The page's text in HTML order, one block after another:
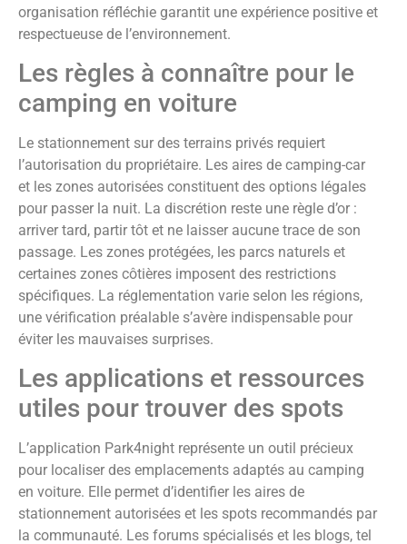
organisation réfléchie garantit une expérience positive et
respectueuse de l’environnement.
Les règles à connaître pour le
camping en voiture
Le stationnement sur des terrains privés requiert
l’autorisation du propriétaire. Les aires de camping-car
et les zones autorisées constituent des options légales
pour passer la nuit. La discrétion reste une règle d’or :
arriver tard, partir tôt et ne laisser aucune trace de son
passage. Les zones protégées, les parcs naturels et
certaines zones côtières imposent des restrictions
spécifiques. La réglementation varie selon les régions,
une vérification préalable s’avère indispensable pour
éviter les mauvaises surprises.
Les applications et ressources
utiles pour trouver des spots
L’application Park4night représente un outil précieux
pour localiser des emplacements adaptés au camping
en voiture. Elle permet d’identifier les aires de
stationnement autorisées et les spots recommandés par
la communauté. Les forums spécialisés et les blogs, tel